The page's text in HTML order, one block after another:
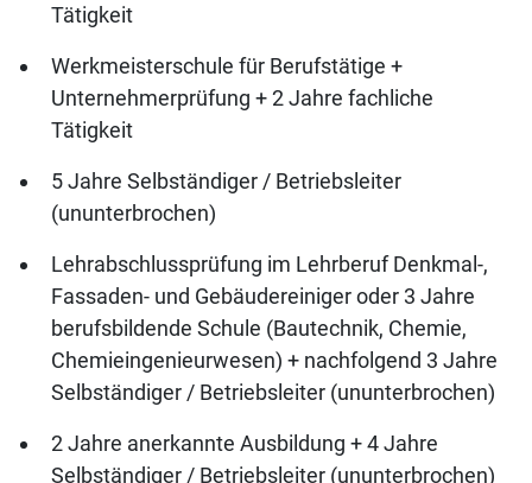
Tätigkeit
Werkmeisterschule für Berufstätige +
Unternehmerprüfung + 2 Jahre fachliche
Tätigkeit
5 Jahre Selbständiger / Betriebsleiter
(ununterbrochen)
Lehrabschlussprüfung im Lehrberuf Denkmal-,
Fassaden- und Gebäudereiniger oder 3 Jahre
berufsbildende Schule (Bautechnik, Chemie,
Chemieingenieurwesen) + nachfolgend 3 Jahre
Selbständiger / Betriebsleiter (ununterbrochen)
2 Jahre anerkannte Ausbildung + 4 Jahre
Selbständiger / Betriebsleiter (ununterbrochen)